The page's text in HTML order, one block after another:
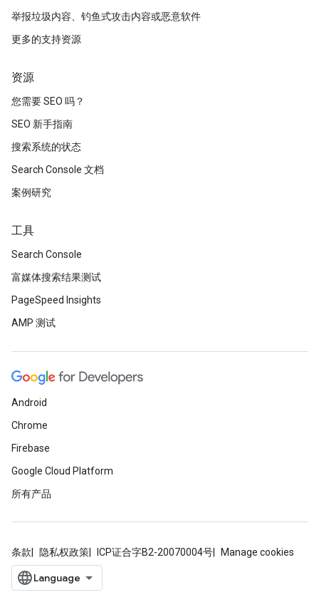
举报垃圾内容、钓鱼式攻击内容或恶意软件
更多的支持资源
资源
您需要 SEO 吗？
SEO 新手指南
搜索系统的状态
Search Console 文档
案例研究
工具
Search Console
富媒体搜索结果测试
PageSpeed Insights
AMP 测试
Android
Chrome
Firebase
Google Cloud Platform
所有产品
条款 隐私权政策 ICP证合字B2-20070004号 Manage cookies